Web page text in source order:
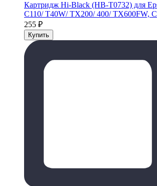
Картридж Hi-Black (HB-T0732) для
C110/ T40W/ TX200/ 400/ TX600FW, C
255 ₽